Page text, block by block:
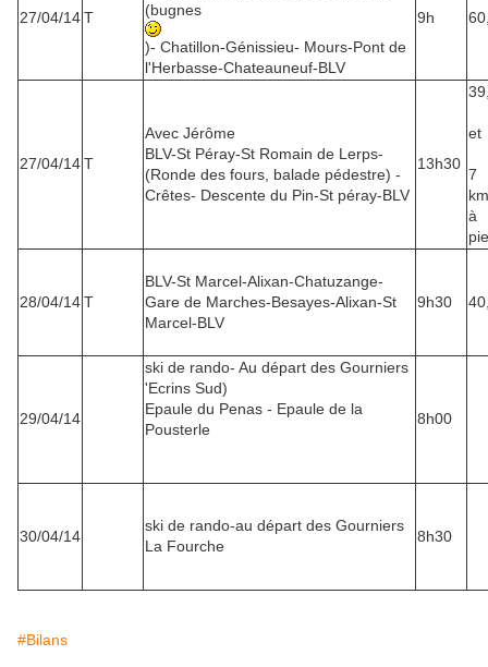
27/04/14T
(bugnes
)- Chatillon-Génissieu- Mours-Pont de
l'Herbasse-Chateauneuf-BLV
9h
27/04/14T
Avec Jérôme
BLV-St Péray-St Romain de Lerps-
(Ronde des fours, balade pédestre) -
Crêtes- Descente du Pin-St péray-BLV
13h30
et
7
km
à
28/04/14T
BLV-St Marcel-Alixan-Chatuzange-
Gare de Marches-Besayes-Alixan-St
Marcel-BLV
9h30
29/04/14
ski de rando- Au départ des Gourniers
'Ecrins Sud)
Epaule du Penas - Epaule de la
Pousterle
8h00
30/04/14
ski de rando-au départ des Gourniers
La Fourche
8h30
#Bilans